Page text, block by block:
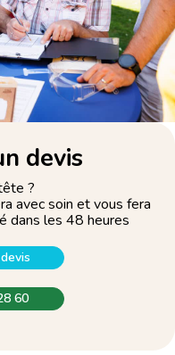
devis
?
avec soin et vous fera
dans les 48 heures
60